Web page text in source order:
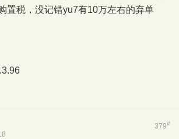
置税，没记错yu7有10万左右的弃单
379#